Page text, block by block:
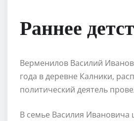
Раннее
Верменилов Василий
года в деревне Калники,
политический деятель
В семье Василия Ивановича